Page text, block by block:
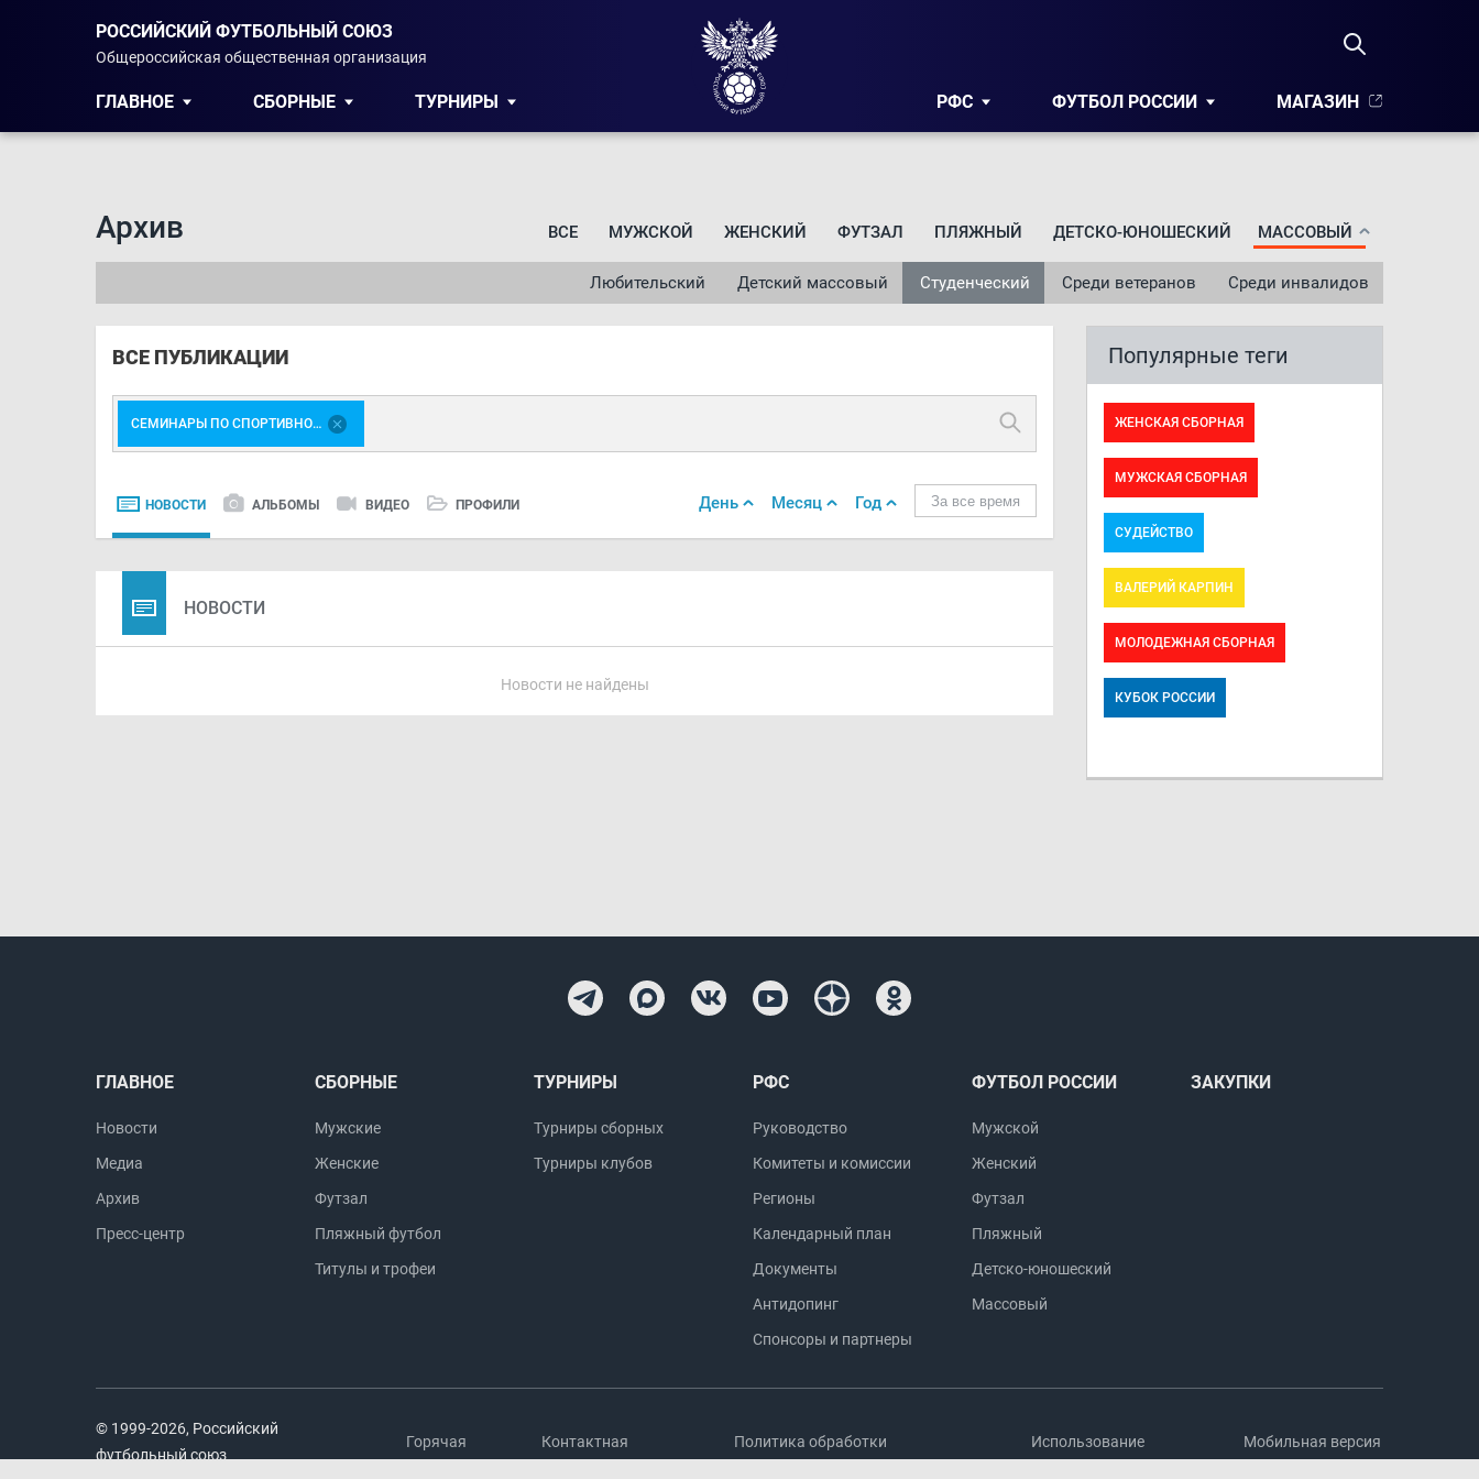
РОССИЙСКИЙ ФУТБОЛЬНЫЙ СОЮЗ
Общероссийская общественная организация
ГЛАВНОЕ СБОРНЫЕ ТУРНИРЫ РФС ФУТБОЛ РОССИИ МАГАЗИН
Архив ВСЕ МУЖСКОЙ ЖЕНСКИЙ ФУТЗАЛ ПЛЯЖНЫЙ ДЕТСКО-ЮНОШЕСКИЙ МАССОВЫЙ
Среди инвалидов
Среди ветеранов
Студенческий
Детский массовый
Любительский
ВСЕ ПУБЛИКАЦИИ
СЕМИНАРЫ ПО СПОРТИВНОЙ МЕДИЦИНЕ
НОВОСТИ АЛЬБОМЫ ВИДЕО ПРОФИЛИ За все время
Год
Месяц
День
НОВОСТИ
Новости не найдены
Популярные теги
ЖЕНСКАЯ СБОРНАЯ
МУЖСКАЯ СБОРНАЯ
СУДЕЙСТВО
ВАЛЕРИЙ КАРПИН
МОЛОДЕЖНАЯ СБОРНАЯ
КУБОК РОССИИ
ГЛАВНОЕ
Новости
Медиа
Архив
Пресс-центр
СБОРНЫЕ
Мужские
Женские
Футзал
Пляжный футбол
Титулы и трофеи
ТУРНИРЫ
Турниры сборных
Турниры клубов
РФС
Руководство
Комитеты и комиссии
Регионы
Календарный план
Документы
Антидопинг
Спонсоры и партнеры
ФУТБОЛ РОССИИ
Мужской
Женский
Футзал
Пляжный
Детско-юношеский
Массовый
ЗАКУПКИ
© 1999-2026, Российский
футбольный союз
Горячая
Контактная
Политика обработки
Использование
Мобильная версия